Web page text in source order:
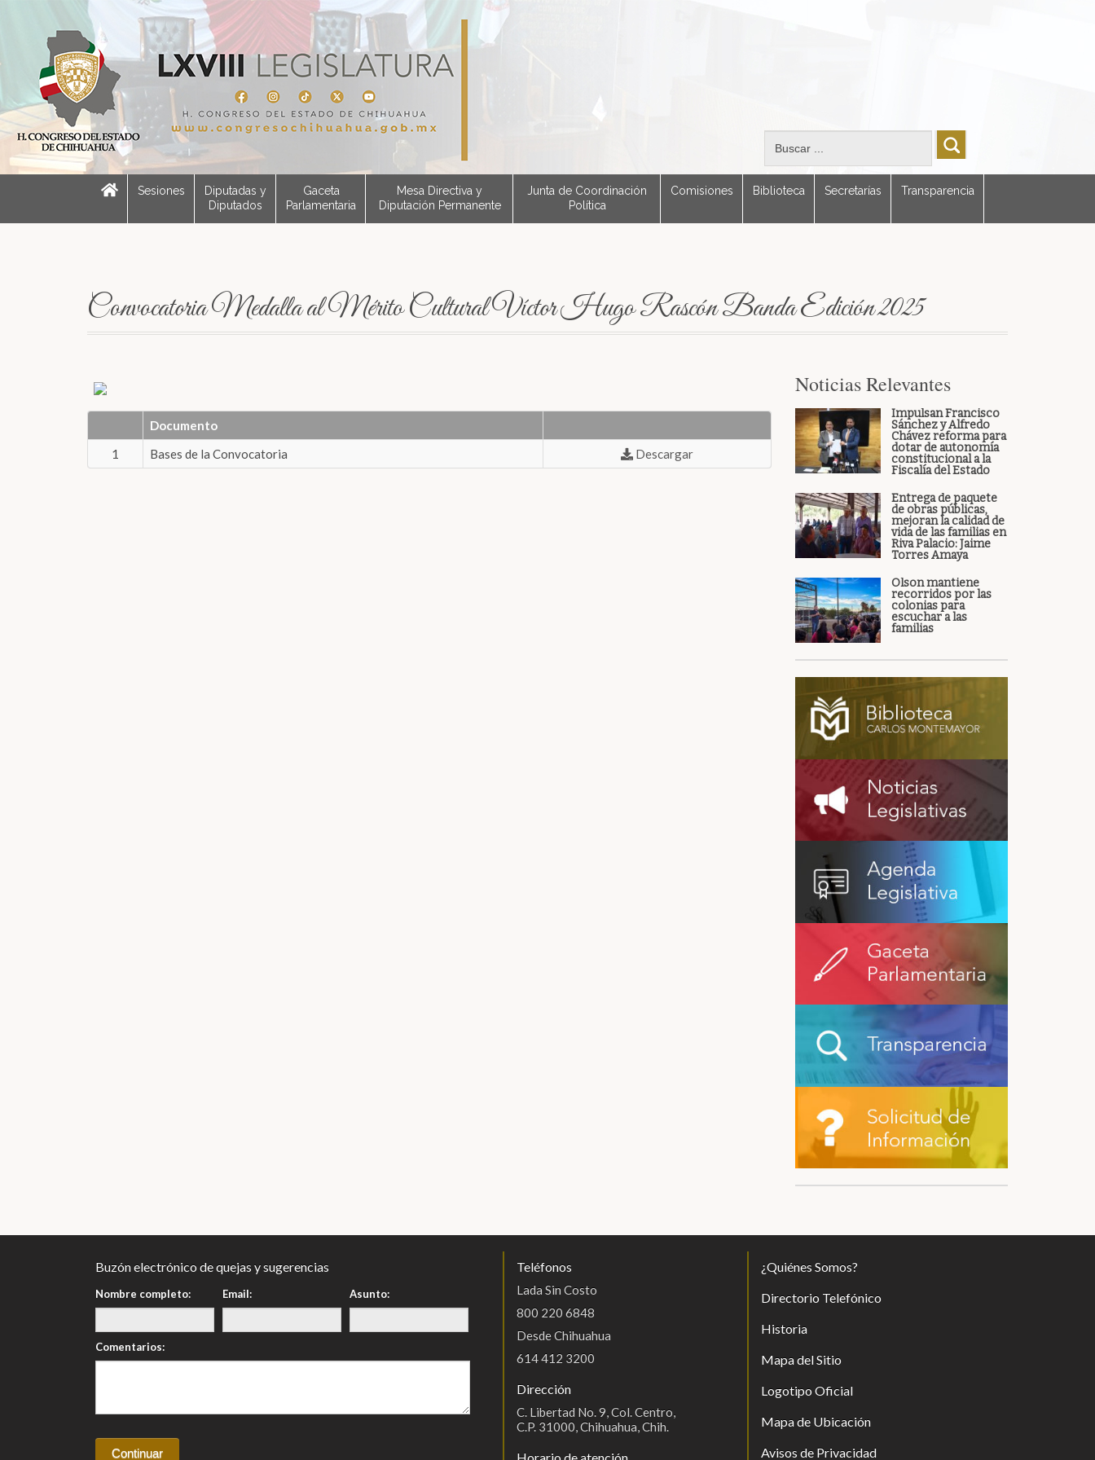
Sesiones
Diputadas y
Diputados
Gaceta
Parlamentaria
Mesa Directiva y
Diputación Permanente
Junta de Coordinación
Política
Comisiones Biblioteca Secretarías Transparencia
Convocatoria Medalla al Mérito Cultural Víctor Hugo Rascón Banda Edición 2025
Documento
1
Bases de la Convocatoria Descargar
Noticias Relevantes
Impulsan Francisco
Sánchez y Alfredo
Chávez reforma para
dotar de autonomía
constitucional a la
Fiscalía del Estado
Entrega de paquete
de obras públicas,
mejoran la calidad de
vida de las familias en
Riva Palacio: Jaime
Torres Amaya
Olson mantiene
recorridos por las
colonias para
escuchar a las
familias
Buzón electrónico de quejas y sugerencias
Nombre completo: Email: Asunto:
Comentarios:
Teléfonos
Lada Sin Costo
800 220 6848
Desde Chihuahua
614 412 3200
Dirección
C. Libertad No. 9, Col. Centro,
C.P. 31000, Chihuahua, Chih.
¿Quiénes Somos?
Directorio Telefónico
Historia
Mapa del Sitio
Logotipo Oficial
Mapa de Ubicación
Avisos de Privacidad